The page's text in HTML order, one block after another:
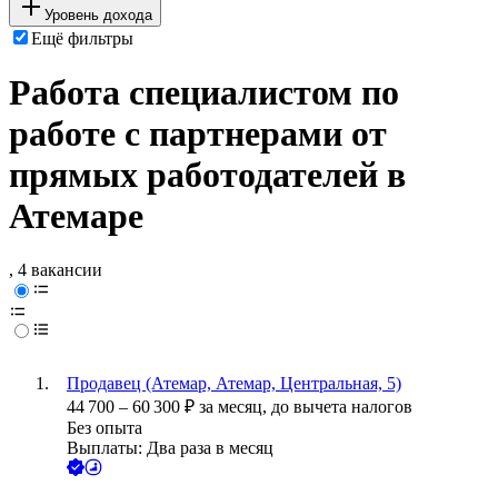
Уровень дохода
Ещё фильтры
Работа специалистом по
работе с партнерами от
прямых работодателей в
Атемаре
, 4 вакансии
Продавец (Атемар, Атемар, Центральная, 5)
44 700 – 60 300 ₽ за месяц, до вычета налогов
Без опыта
Выплаты: Два раза в месяц